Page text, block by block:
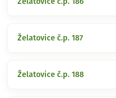
Želatovice č.p. 187
Želatovice č.p. 188